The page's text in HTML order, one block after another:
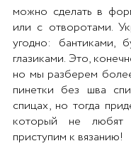
можно сделать в
или с отворотами.
угодно: бантиками,
глазиками. Это,
но мы разберем
пинетки без шва
спицах, но тогда
который не любят
приступим к вязанию!